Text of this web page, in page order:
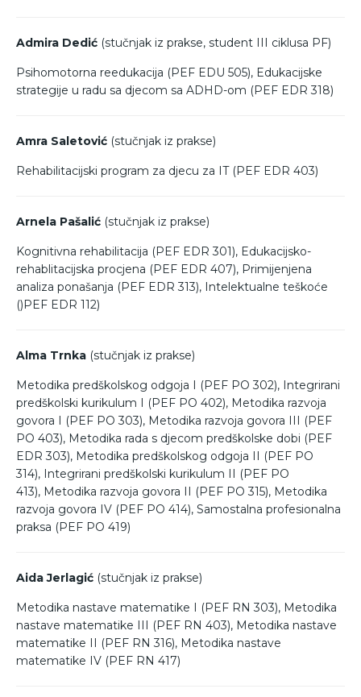
Admira Dedić (stučnjak iz prakse, student III ciklusa PF)
Psihomotorna reedukacija (PEF EDU 505), Edukacijske
strategije u radu sa djecom sa ADHD-om (PEF EDR 318)
Amra Saletović (stučnjak iz prakse)
Rehabilitacijski program za djecu za IT (PEF EDR 403)
Arnela Pašalić (stučnjak iz prakse)
Kognitivna rehabilitacija (PEF EDR 301), Edukacijsko-
rehablitacijska procjena (PEF EDR 407), Primijenjena
analiza ponašanja (PEF EDR 313), Intelektualne teškoće
()PEF EDR 112)
Alma Trnka (stučnjak iz prakse)
Metodika predškolskog odgoja I (PEF PO 302), Integrirani
predškolski kurikulum I (PEF PO 402), Metodika razvoja
govora I (PEF PO 303), Metodika razvoja govora III (PEF
PO 403), Metodika rada s djecom predškolske dobi (PEF
EDR 303), Metodika predškolskog odgoja II (PEF PO
314), Integrirani predškolski kurikulum II (PEF PO
413), Metodika razvoja govora II (PEF PO 315), Metodika
razvoja govora IV (PEF PO 414), Samostalna profesionalna
praksa (PEF PO 419)
Aida Jerlagić (stučnjak iz prakse)
Metodika nastave matematike I (PEF RN 303), Metodika
nastave matematike III (PEF RN 403), Metodika nastave
matematike II (PEF RN 316), Metodika nastave
matematike IV (PEF RN 417)